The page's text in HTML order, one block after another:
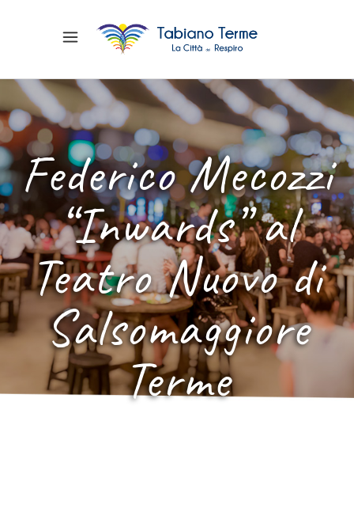
Federico Mecozzi
“Inwards” al
Teatro Nuovo di
Salsomaggiore
Terme